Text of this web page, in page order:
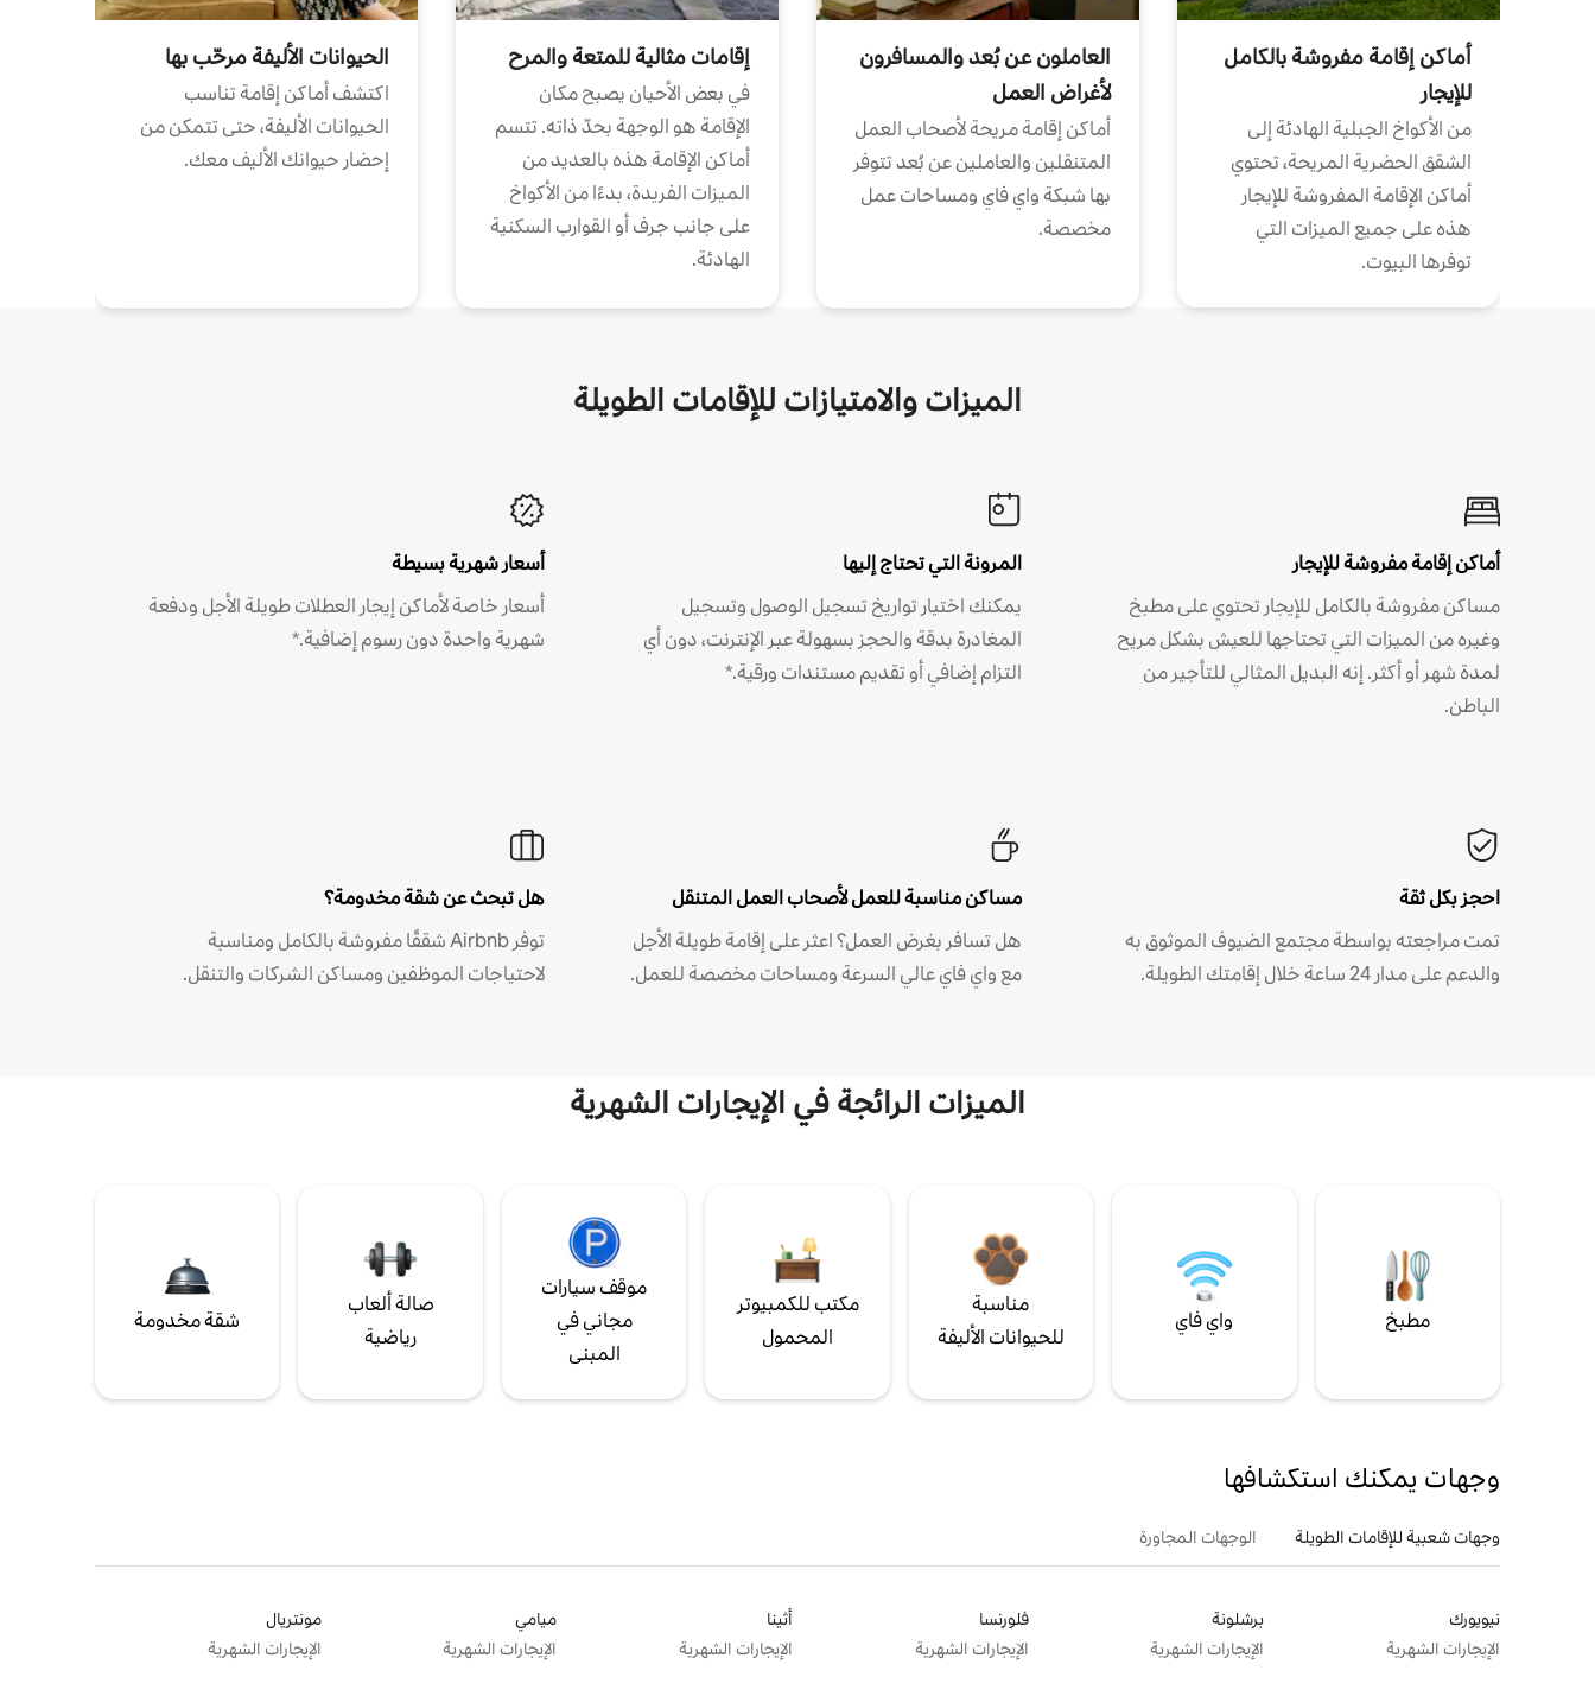
أماكن إقامة مفروشة بالكامل
للإيجار
من الأكواخ الجبلية الهادئة إلى
الشقق الحضرية المريحة، تحتوي
أماكن الإقامة المفروشة للإيجار
هذه على جميع الميزات التي
توفرها البيوت.
العاملون عن بُعد والمسافرون
لأغراض العمل
أماكن إقامة مريحة لأصحاب العمل
المتنقلين والعاملين عن بُعد تتوفر
بها شبكة واي فاي ومساحات عمل
مخصصة.
إقامات مثالية للمتعة والمرح
في بعض الأحيان يصبح مكان
الإقامة هو الوجهة بحدّ ذاته. تتسم
أماكن الإقامة هذه بالعديد من
الميزات الفريدة، بدءًا من الأكواخ
على جانب جرف أو القوارب السكنية
الهادئة.
الحيوانات الأليفة مرحّب بها
اكتشف أماكن إقامة تناسب
الحيوانات الأليفة، حتى تتمكن من
إحضار حيوانك الأليف معك.
الميزات والامتيازات للإقامات الطويلة
أماكن إقامة مفروشة للإيجار
مساكن مفروشة بالكامل للإيجار تحتوي على مطبخ
وغيره من الميزات التي تحتاجها للعيش بشكل مريح
لمدة شهر أو أكثر. إنه البديل المثالي للتأجير من
الباطن.
المرونة التي تحتاج إليها
يمكنك اختيار تواريخ تسجيل الوصول وتسجيل
المغادرة بدقة والحجز بسهولة عبر الإنترنت، دون أي
التزام إضافي أو تقديم مستندات ورقية.*
أسعار شهرية بسيطة
أسعار خاصة لأماكن إيجار العطلات طويلة الأجل ودفعة
شهرية واحدة دون رسوم إضافية.*
احجز بكل ثقة
تمت مراجعته بواسطة مجتمع الضيوف الموثوق به
والدعم على مدار 24 ساعة خلال إقامتك الطويلة.
مساكن مناسبة للعمل لأصحاب العمل المتنقل
هل تسافر بغرض العمل؟ اعثر على إقامة طويلة الأجل
مع واي فاي عالي السرعة ومساحات مخصصة للعمل.
هل تبحث عن شقة مخدومة؟
توفر Airbnb شققًا مفروشة بالكامل ومناسبة
لاحتياجات الموظفين ومساكن الشركات والتنقل.
الميزات الرائجة في الإيجارات الشهرية
مطبخ واي فاي
مناسبة
للحيوانات الأليفة
مكتب للكمبيوتر
المحمول
موقف سيارات
مجاني في
المبنى
صالة ألعاب
رياضية
شقة مخدومة
وجهات يمكنك استكشافها
وجهات شعبية للإقامات الطويلة الوجهات المجاورة
نيويورك
الإيجارات الشهرية
برشلونة
الإيجارات الشهرية
فلورنسا
الإيجارات الشهرية
أثينا
الإيجارات الشهرية
ميامي
الإيجارات الشهرية
مونتريال
الإيجارات الشهرية